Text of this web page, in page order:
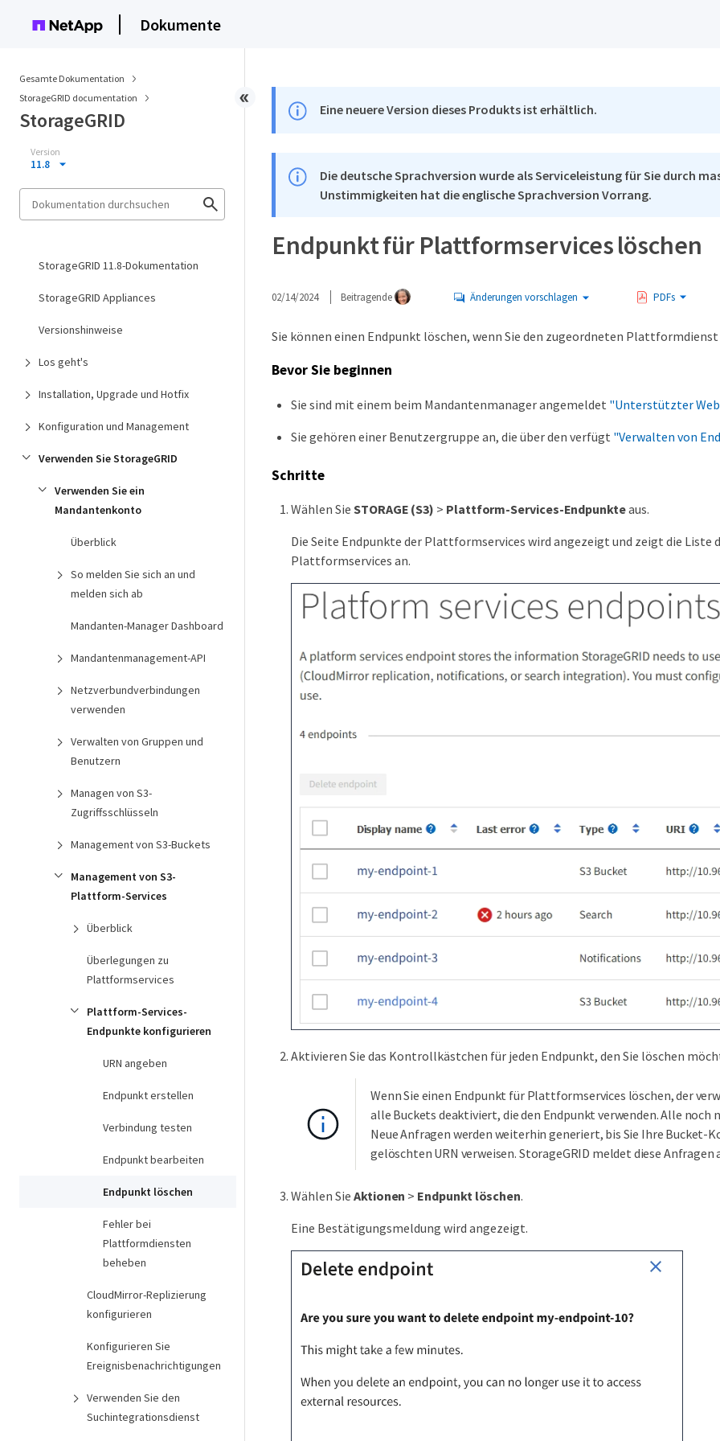
Dokumente
Gesamte Dokumentation
StorageGRID documentation
StorageGRID
Version
11.8
StorageGRID 11.8-Dokumentation
StorageGRID Appliances
Versionshinweise
Los geht's
Installation, Upgrade und Hotfix
Konfiguration und Management
Verwenden Sie StorageGRID
Verwenden Sie ein
Mandantenkonto
Überblick
So melden Sie sich an und
melden sich ab
Mandanten-Manager Dashboard
Mandantenmanagement-API
Netzverbundverbindungen
verwenden
Verwalten von Gruppen und
Benutzern
Managen von S3-
Zugriffsschlüsseln
Management von S3-Buckets
Management von S3-
Plattform-Services
Überblick
Überlegungen zu
Plattformservices
Plattform-Services-
Endpunkte konfigurieren
URN angeben
Endpunkt erstellen
Verbindung testen
Endpunkt bearbeiten
Endpunkt löschen
Fehler bei
Plattformdiensten
beheben
CloudMirror-Replizierung
konfigurieren
Konfigurieren Sie
Ereignisbenachrichtigungen
Verwenden Sie den
Suchintegrationsdienst
Eine neuere Version dieses Produkts ist erhältlich.
Die deutsche Sprachversion wurde als Serviceleistung für Sie durch
Unstimmigkeiten hat die englische Sprachversion Vorrang.
Endpunkt für Plattformservices löschen
02/14/2024 Beitragende Änderungen vorschlagen PDFs
Sie können einen Endpunkt löschen, wenn Sie den zugeordneten
Bevor Sie beginnen
Sie sind mit einem beim Mandantenmanager angemeldet "Unterstützter
Sie gehören einer Benutzergruppe an, die über den verfügt "Verwalten von
Schritte
Wählen Sie STORAGE (S3) > Plattform-Services-Endpunkteaus.
Die Seite Endpunkte der Plattformservices wird angezeigt und zeigt die
Plattformservices an.
Aktivieren Sie das Kontrollkästchen für jeden Endpunkt, den Sie löschen
Wenn Sie einen Endpunkt für Plattformservices löschen, der
alle Buckets deaktiviert, die den Endpunkt verwenden. Alle
Neue Anfragen werden weiterhin generiert, bis Sie Ihre Bucket-
gelöschten URN verweisen. StorageGRID meldet diese
Wählen Sie Aktionen > Endpunkt löschen.
Eine Bestätigungsmeldung wird angezeigt.